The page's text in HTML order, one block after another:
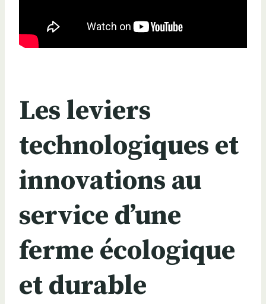
Les leviers
technologiques et
innovations au
service d’une
ferme écologique
et durable